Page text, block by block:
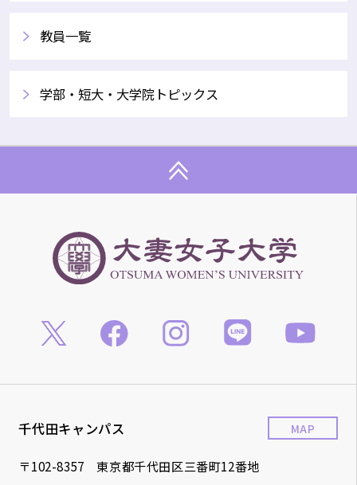
教員一覧
学部・短大・大学院トピックス
千代田キャンパス
〒102-8357 東京都千代田区三番町12番地
MAP